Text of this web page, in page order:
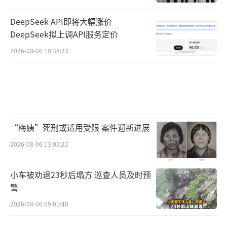
DeepSeek API即将大幅涨价
DeepSeek拟上调API服务定价
2026-08-06 10:38:23
“梅姨”死刑或适用受限 案件迎新进展
2026-08-06 13:05:22
小车被劝退23秒后塌方 巡查人员及时预
警
2026-08-06 09:01:48